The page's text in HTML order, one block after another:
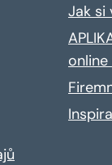
Jak si
online